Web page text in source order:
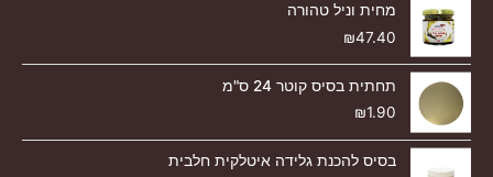
מחית וניל טהורה
₪47.40
תחתית בסיס קוטר 24 ס"מ
₪1.90
בסיס להכנת גלידה איטלקית חלבית